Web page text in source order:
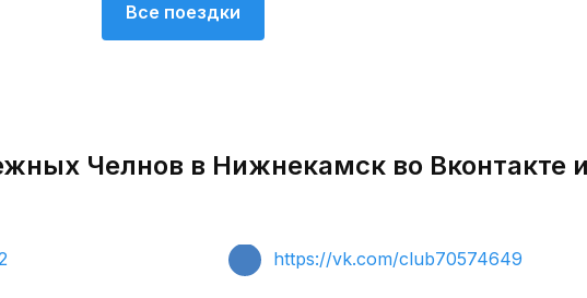
Все поездки
Челнов в Нижнекамск во Вконтакте и
https://vk.com/club70574649